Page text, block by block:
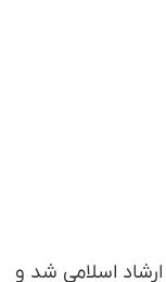
وزارت فرهنگ و ارشاد اسلامی شد و